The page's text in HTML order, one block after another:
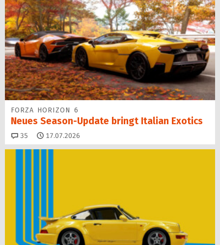
FORZA HORIZON 6
Neues Season-Update bringt Italian Exotics
35 Kommentare
17.07.2026